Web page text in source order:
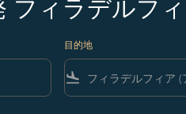
フィラデルフ
目的地
flight_land